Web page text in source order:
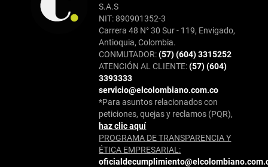
S.A.S
NIT: 890901352-3
Carrera 48 N° 30 Sur - 119, Envigado,
Antioquia, Colombia.
CONMUTADOR:(57) (604) 3315252
ATENCIÓN AL CLIENTE:(57) (604)
3393333
servicio@elcolombiano.com.co
*Para asuntos relacionados con
peticiones, quejas y reclamos (PQR),
haz clic aquí
PROGRAMA DE TRANSPARENCIA Y
ÉTICA EMPRESARIAL: